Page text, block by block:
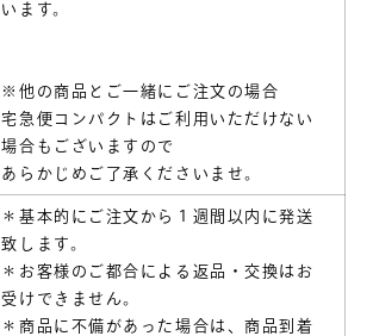
います。
※他の商品とご一緒にご注文の場合
宅急便コンパクトはご利用いただけない
場合もございますので
あらかじめご了承くださいませ。
＊基本的にご注文から１週間以内に発送
致します。
＊お客様のご都合による返品・交換はお
受けできません。
＊商品に不備があった場合は、商品到着